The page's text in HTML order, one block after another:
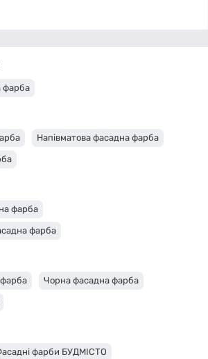
фарба
Напівматова фасадна фарба
фарба
фарба
Чорна фасадна фарба
фарби БУДМІСТО